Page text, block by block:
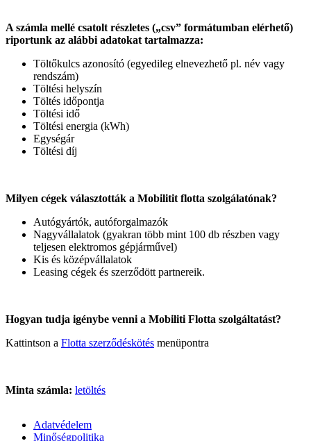
A számla mellé csatolt részletes („csv” formátumban elérhető)
riportunk az alábbi adatokat tartalmazza:
Töltőkulcs azonosító (egyedileg elnevezhető pl. név vagy
rendszám)
Töltési helyszín
Töltés időpontja
Töltési idő
Töltési energia (kWh)
Egységár
Töltési díj
Milyen cégek választották a Mobilitit flotta szolgálatónak?
Autógyártók, autóforgalmazók
Nagyvállalatok (gyakran több mint 100 db részben vagy
teljesen elektromos gépjárművel)
Kis és középvállalatok
Leasing cégek és szerződött partnereik.
Hogyan tudja igénybe venni a Mobiliti Flotta szolgáltatást?
Kattintson a Flotta szerződéskötés menüpontra
Minta számla: letöltés
Adatvédelem
Minőségpolitika